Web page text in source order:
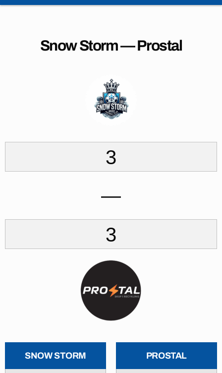
Snow Storm — Prostal
3
—
3
SNOW STORM PROSTAL